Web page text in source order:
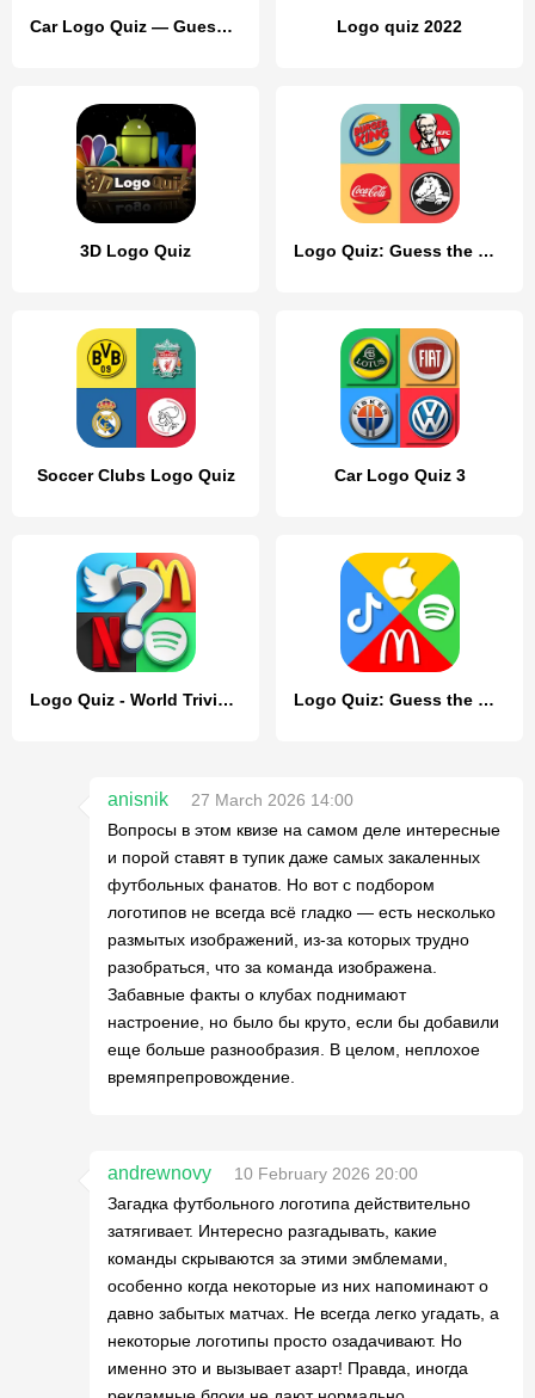
Car Logo Quiz — Guess the Car Logo quiz 2022
3D Logo Quiz Logo Quiz: Guess the Brand
Soccer Clubs Logo Quiz Car Logo Quiz 3
Logo Quiz - World Trivia Game Logo Quiz: Guess the Brand!
anisnik
27 March 2026 14:00
Вопросы в этом квизе на самом деле интересные
и порой ставят в тупик даже самых закаленных
футбольных фанатов. Но вот с подбором
логотипов не всегда всё гладко — есть несколько
размытых изображений, из-за которых трудно
разобраться, что за команда изображена.
Забавные факты о клубах поднимают
настроение, но было бы круто, если бы добавили
еще больше разнообразия. В целом, неплохое
времяпрепровождение.
andrewnovy
10 February 2026 20:00
Загадка футбольного логотипа действительно
затягивает. Интересно разгадывать, какие
команды скрываются за этими эмблемами,
особенно когда некоторые из них напоминают о
давно забытых матчах. Не всегда легко угадать, а
некоторые логотипы просто озадачивают. Но
именно это и вызывает азарт! Правда, иногда